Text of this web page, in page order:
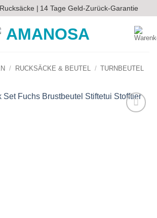
Rucksäcke | 14 Tage Geld-Zurück-Garantie
/ RUCKSÄCKE & BEUTEL / TURNBEUTEL